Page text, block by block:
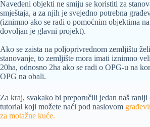
Navedeni objekti ne smiju se koristiti za
smještaja, a za njih je svejedno potrebna
(iznimno ako se radi o pomoćnim objektima
dovoljan je glavni projekt).
Ako se zaista na poljoprivrednom zemljištu
stanovanje, to zemljište mora imati iznimno
20ha, odnosno 2ha ako se radi o OPG-u na
OPG na obali.
Za kraj, svakako bi preporučili jedan naš
tutorial koji možete naći pod naslovom
za motažne kuće.